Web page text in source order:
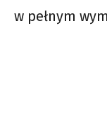
w pełnym